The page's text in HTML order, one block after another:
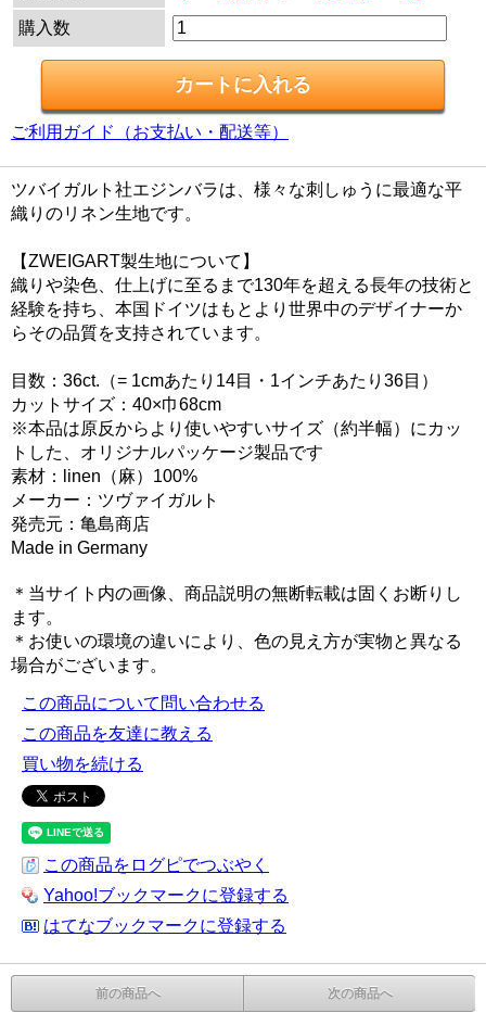
購入数
ご利用ガイド（お支払い・配送等）
ツバイガルト社エジンバラは、様々な刺しゅうに最適な平
織りのリネン生地です。
【ZWEIGART製生地について】
織りや染色、仕上げに至るまで130年を超える長年の技術と
経験を持ち、本国ドイツはもとより世界中のデザイナーか
らその品質を支持されています。
目数：36ct.（= 1cmあたり14目・1インチあたり36目）
カットサイズ：40×巾68cm
※本品は原反からより使いやすいサイズ（約半幅）にカッ
トした、オリジナルパッケージ製品です
素材：linen（麻）100%
メーカー：ツヴァイガルト
発売元：亀島商店
Made in Germany
＊当サイト内の画像、商品説明の無断転載は固くお断りし
ます。
＊お使いの環境の違いにより、色の見え方が実物と異なる
場合がございます。
この商品について問い合わせる
この商品を友達に教える
買い物を続ける
この商品をログピでつぶやく
Yahoo!ブックマークに登録する
はてなブックマークに登録する
前の商品へ 次の商品へ